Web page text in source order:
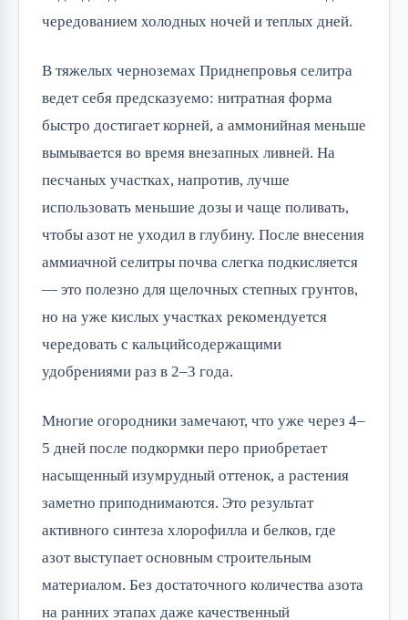
чередованием холодных ночей и теплых дней.
В тяжелых черноземах Приднепровья селитра
ведет себя предсказуемо: нитратная форма
быстро достигает корней, а аммонийная меньше
вымывается во время внезапных ливней. На
песчаных участках, напротив, лучше
использовать меньшие дозы и чаще поливать,
чтобы азот не уходил в глубину. После внесения
аммиачной селитры почва слегка подкисляется
— это полезно для щелочных степных грунтов,
но на уже кислых участках рекомендуется
чередовать с кальцийсодержащими
удобрениями раз в 2–3 года.
Многие огородники замечают, что уже через 4–
5 дней после подкормки перо приобретает
насыщенный изумрудный оттенок, а растения
заметно приподнимаются. Это результат
активного синтеза хлорофилла и белков, где
азот выступает основным строительным
материалом. Без достаточного количества азота
на ранних этапах даже качественный